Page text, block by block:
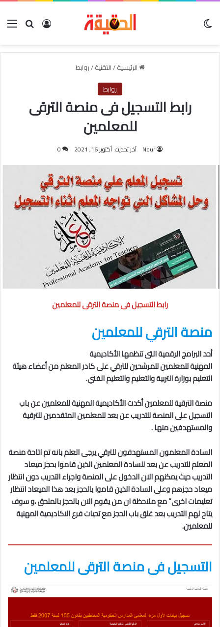
بحث عنتسجيل
الرئيسية/التقنية/روابط
روابط
رابط التسجيل فى منصة الترقى
للمعلمين
Nour آخر تحديث: أكتوبر 16, 2021 0
رابط التسجيل فى منصة الترقى للمعلمين
منصة الترقي للمعلمين
أحد البرامج الرقمية التى تنظمها الأكاديمية
المهنية للمعلمين للمرشحين للترقي على كادر المعلم من أعضاء هيئة
التعليم بوزارة التربية والتعليم والتعليم الفني.
منصة الترقية للمعلمين أكدت الأكاديمية المهنية للمعلمين عن باب
التسجيل على المنصة للتدريب عن بعد للمعلمين المتقدمين للترقية
والمستهدفين منها .
السادة المعلمون المستهدفون للترقي يرجى العلم بانه تم اتاحة منصة
المعلم للتدريب عن بعد للسادة المعلمين الذين قاموا بحجز ميعاد
التدريب حيث يمكنهم الان الدخول على المنصة واجراء التدريب دون انتظار
ميعاد حجزهم وعلى السادة الذين قاموا بالحجز بعد هذا الميعاد انتظار
تعليمات اخرى” مع ملاحظة ان من يقوم الان بالحجز بالملحق ،و سوف
يتاح لهم التدريب بعد غلق باب الحجز مع تحيات فرع الاكاديمية المهنية
للمعلمين.
التسجيل فى منصة الترقى للمعلمين